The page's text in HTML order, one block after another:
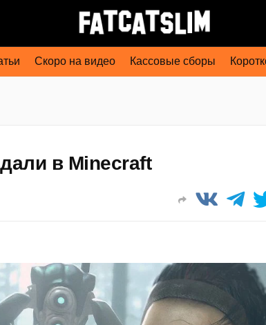
Скоро на видео Кассовые сборы
в Minecraft